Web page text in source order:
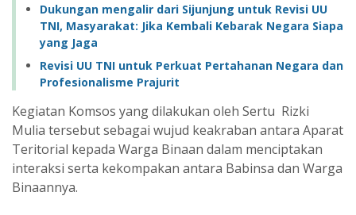
Dukungan mengalir dari Sijunjung untuk Revisi UU
TNI, Masyarakat: Jika Kembali Kebarak Negara Siapa
yang Jaga
Revisi UU TNI untuk Perkuat Pertahanan Negara dan
Profesionalisme Prajurit
Kegiatan Komsos yang dilakukan oleh Sertu Rizki
Mulia tersebut sebagai wujud keakraban antara Aparat
Teritorial kepada Warga Binaan dalam menciptakan
interaksi serta kekompakan antara Babinsa dan Warga
Binaannya.